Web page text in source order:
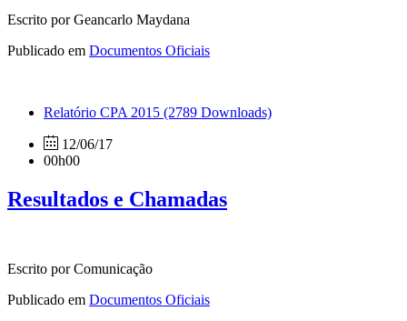
Escrito por Geancarlo Maydana
Publicado em Documentos Oficiais
Relatório CPA 2015 (2789 Downloads)
12/06/17
00h00
Resultados e Chamadas
Escrito por Comunicação
Publicado em Documentos Oficiais